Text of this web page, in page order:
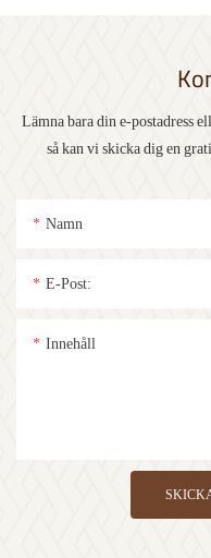
Lämna bara din e-postadress
så kan vi skicka dig en
Namn
E-Post:
Innehåll